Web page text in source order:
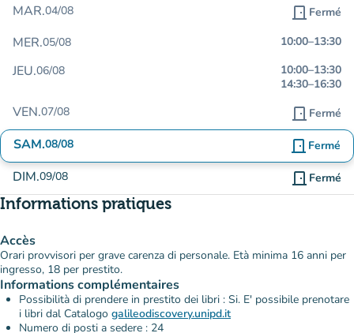
MAR.04/08 door_front Fermé
MER.05/08 10:00–13:30
JEU.06/08 10:00–13:30
14:30–16:30
VEN.07/08 door_front Fermé
SAM.08/08 door_front Fermé
DIM.09/08 door_front Fermé
Informations pratiques
Accès
Orari provvisori per grave carenza di personale. Età minima 16 anni per
ingresso, 18 per prestito.
Informations complémentaires
Possibilità di prendere in prestito dei libri : Si. E' possibile prenotare
i libri dal Catalogo galileodiscovery.unipd.it
Numero di posti a sedere : 24